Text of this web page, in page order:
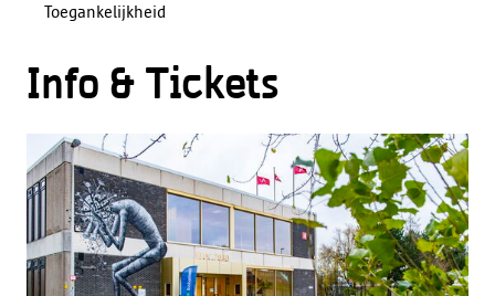
Toegankelijkheid
Info & Tickets